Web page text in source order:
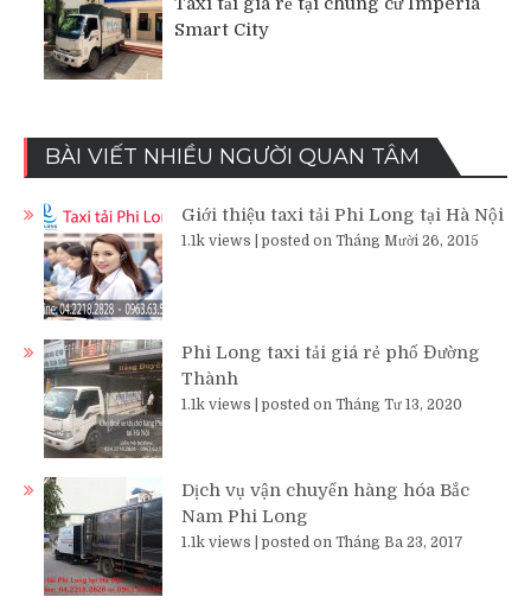
Smart City
BÀI VIẾT NHIỀU NGƯỜI QUAN TÂM
Giới thiệu taxi tải Phi Long tại Hà Nội
1.1k views posted on Tháng Mười 26, 2015
Phi Long taxi tải giá rẻ phố Đường
Thành
1.1k views posted on Tháng Tư 13, 2020
Dịch vụ vận chuyển hàng hóa Bắc
Nam Phi Long
1.1k views posted on Tháng Ba 23, 2017